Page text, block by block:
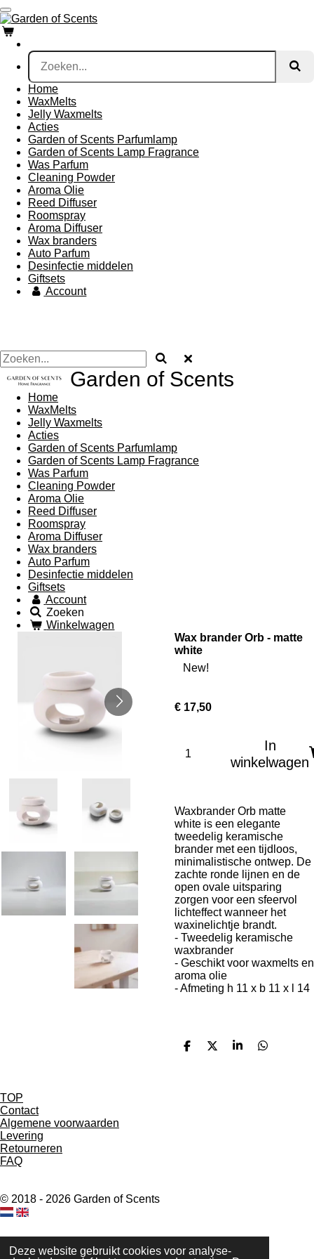
Deze website gebruikt cookies voor analyse-
Ga
direct
naar
de
hoofdinhoud
Home
WaxMelts
Jelly Waxmelts
Acties
Garden of Scents Parfumlamp
Garden of Scents Lamp Fragrance
Was Parfum
Cleaning Powder
Aroma Olie
Reed Diffuser
Roomspray
Aroma Diffuser
Wax branders
Auto Parfum
Desinfectie middelen
Giftsets
Account
Garden of Scents
Home
WaxMelts
Jelly Waxmelts
Acties
Garden of Scents Parfumlamp
Garden of Scents Lamp Fragrance
Was Parfum
Cleaning Powder
Aroma Olie
Reed Diffuser
Roomspray
Aroma Diffuser
Wax branders
Auto Parfum
Desinfectie middelen
Giftsets
Account
Zoeken
Winkelwagen
Wax brander Orb - matte
white
New!
€ 17,50
In
winkelwagen
Waxbrander Orb matte
white is een elegante
tweedelig keramische
brander met een tijdloos,
minimalistische ontwep. De
zachte ronde lijnen en de
open ovale uitsparing
zorgen voor een sfeervol
lichteffect wanneer het
waxinelichtje brandt.
- Tweedelig keramische
waxbrander
- Geschikt voor waxmelts en
aroma olie
- Afmeting h 11 x b 11 x l 14
D
D
S
D
TOP
Contact
Algemene voorwaarden
Levering
Retourneren
FAQ
© 2018 - 2026 Garden of Scents